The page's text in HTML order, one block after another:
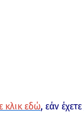
κλικ εδώ, εάν έχετε